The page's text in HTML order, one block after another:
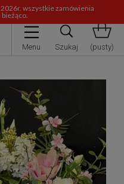
wszystkie zamówienia
Menu Szukaj (pusty)